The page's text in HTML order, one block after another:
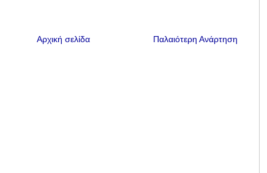
Παλαιότερη Ανάρτηση
Αρχική σελίδα